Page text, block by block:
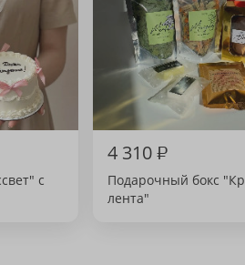
с
4 310₽
Подарочный бокс
лента"